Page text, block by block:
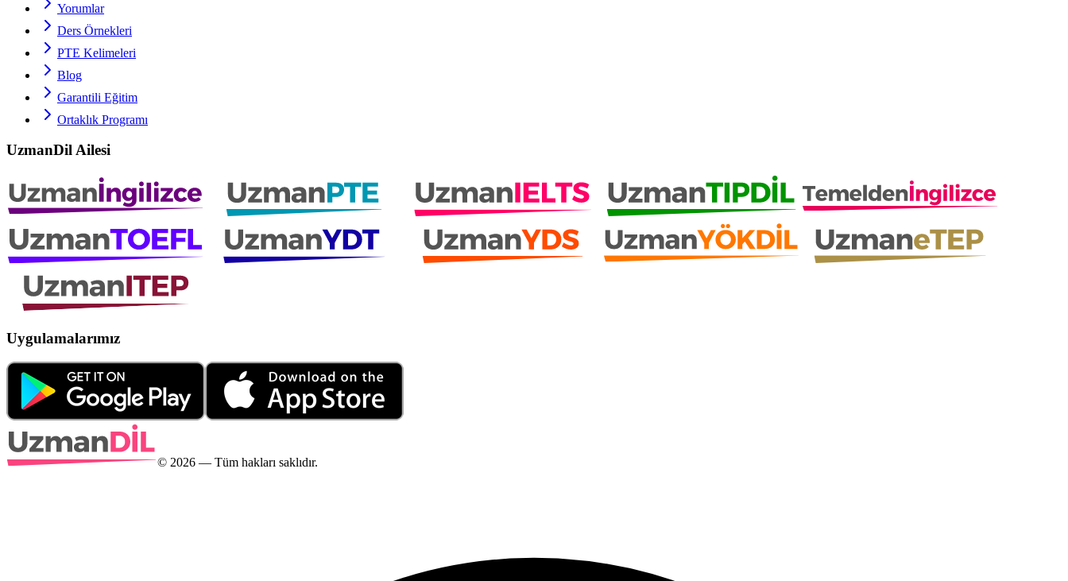
Yorumlar
Ders Örnekleri
PTE Kelimeleri
Blog
Garantili Eğitim
Ortaklık Programı
UzmanDil Ailesi
Uygulamalarımız
© 2026 — Tüm hakları saklıdır.